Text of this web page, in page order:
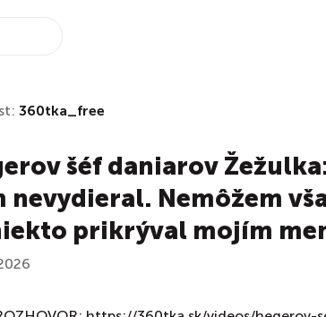
360tka_free
šéf daniarov
nevydieral. Nemôžem
prikrýval mojím